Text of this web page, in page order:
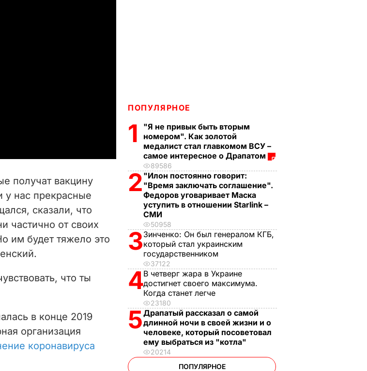
получат вакцину
у нас прекрасные
сказали, что
частично от своих
им будет тяжело это
что ты
в конце 2019
организация
коронавируса
ПОПУЛЯРНОЕ
1
"Я не привык быть вторым
номером". Как золотой
медалист стал главкомом ВСУ –
самое интересное о Драпатом
89586
2 "Илон постоянно говорит:
"Время заключать соглашение".
Федоров уговаривает Маска
уступить в отношении Starlink –
СМИ
50958
3Зинченко: Он был генералом КГБ,
который стал украинским
государственником
37122
4В четверг жара в Украине
достигнет своего максимума.
Когда станет легче
23180
5Драпатый рассказал о самой
длинной ночи в своей жизни и о
человеке, который посоветовал
ему выбраться из "котла"
20214
ПОПУЛЯРНОЕ